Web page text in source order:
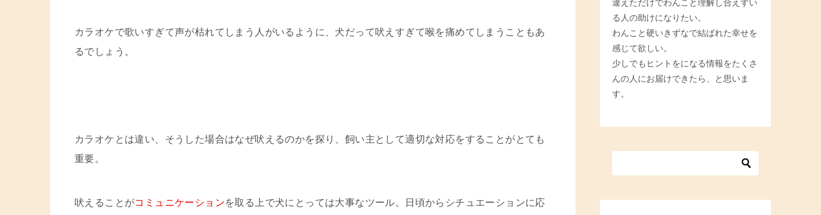
カラオケで歌いすぎて声が枯れてしまう人がいるように、犬だって吠えすぎて喉を痛めてしまうこともあ
るでしょう。
カラオケとは違い、そうした場合はなぜ吠えるのかを探り、飼い主として適切な対応をすることがとても
重要。
吠えることがコミュニケーションを取る上で犬にとっては大事なツール。日頃からシチュエーションに応
違えただけでわんこと理解し合えずい
る人の助けになりたい。
わんこと硬いきずなで結ばれた幸せを
感じて欲しい。
少しでもヒントをになる情報をたくさ
んの人にお届けできたら、と思いま
す。